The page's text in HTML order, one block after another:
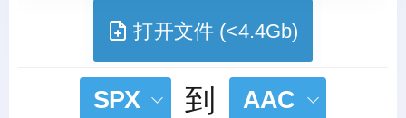
打开文件 (<4.4Gb)
SPX 到 AAC